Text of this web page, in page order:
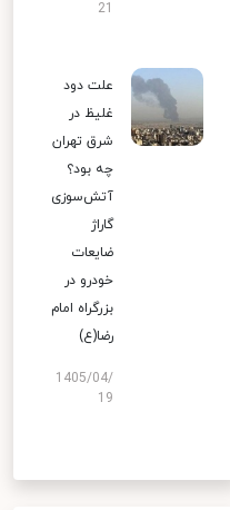
علت دود
غلیظ در
شرق تهران
چه بود؟
آتش‌سوزی
گاراژ
ضایعات
خودرو در
بزرگراه امام
رضا(ع)
1405/04/
19